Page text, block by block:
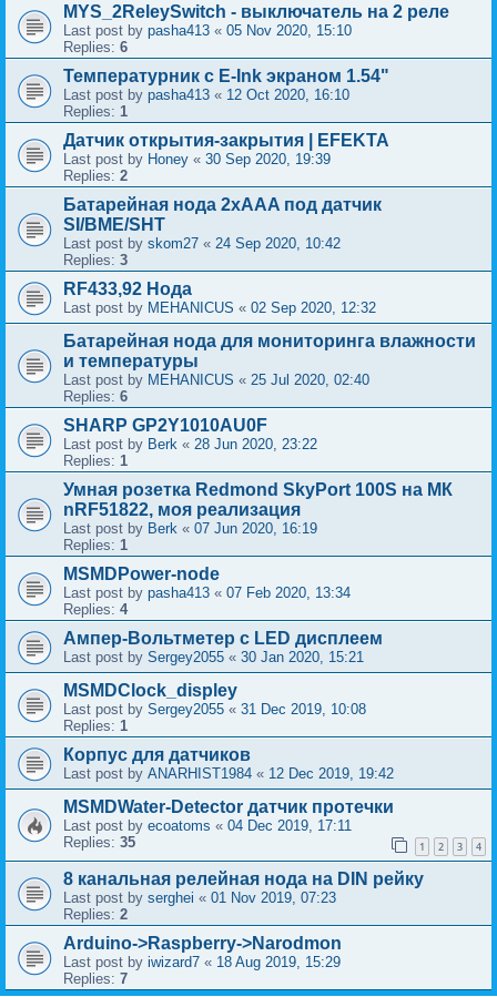
MYS_2ReleySwitch - выключатель на 2 реле
Last post by pasha413 « 05 Nov 2020, 15:10
Replies: 6
Температурник с E-Ink экраном 1.54"
Last post by pasha413 « 12 Oct 2020, 16:10
Replies: 1
Датчик открытия-закрытия | EFEKTA
Last post by Honey « 30 Sep 2020, 19:39
Replies: 2
Батарейная нода 2xAAA под датчик
SI/BME/SHT
Last post by skom27 « 24 Sep 2020, 10:42
Replies: 3
RF433,92 Нода
Last post by MEHANICUS « 02 Sep 2020, 12:32
Батарейная нода для мониторинга влажности
и температуры
Last post by MEHANICUS « 25 Jul 2020, 02:40
Replies: 6
SHARP GP2Y1010AU0F
Last post by Berk « 28 Jun 2020, 23:22
Replies: 1
Умная розетка Redmond SkyPort 100S на МК
nRF51822, моя реализация
Last post by Berk « 07 Jun 2020, 16:19
Replies: 1
MSMDPower-node
Last post by pasha413 « 07 Feb 2020, 13:34
Replies: 4
Ампер-Вольтметер с LED дисплеем
Last post by Sergey2055 « 30 Jan 2020, 15:21
MSMDClock_displey
Last post by Sergey2055 « 31 Dec 2019, 10:08
Replies: 1
Корпус для датчиков
Last post by ANARHIST1984 « 12 Dec 2019, 19:42
MSMDWater-Detector датчик протечки
Last post by ecoatoms « 04 Dec 2019, 17:11
Replies: 35 1 2 3 4
8 канальная релейная нода на DIN рейку
Last post by serghei « 01 Nov 2019, 07:23
Replies: 2
Arduino->Raspberry->Narodmon
Last post by iwizard7 « 18 Aug 2019, 15:29
Replies: 7